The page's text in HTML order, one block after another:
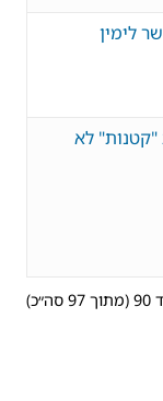
לימין
"קטנות" לא